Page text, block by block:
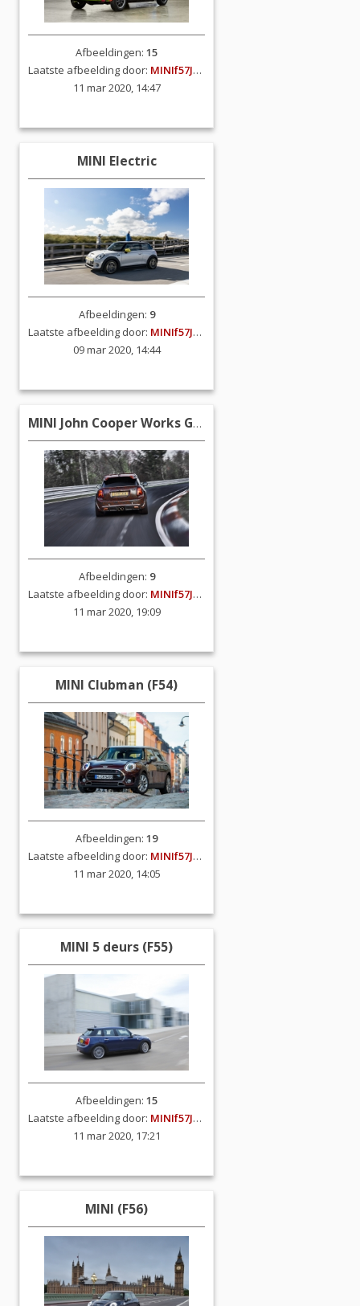
Afbeeldingen: 15
Laatste afbeelding door: MINIf57JCW
11 mar 2020, 14:47
MINI Electric
Afbeeldingen: 9
Laatste afbeelding door: MINIf57JCW
09 mar 2020, 14:44
MINI John Cooper Works GP3
Afbeeldingen: 9
Laatste afbeelding door: MINIf57JCW
11 mar 2020, 19:09
MINI Clubman (F54)
Afbeeldingen: 19
Laatste afbeelding door: MINIf57JCW
11 mar 2020, 14:05
MINI 5 deurs (F55)
Afbeeldingen: 15
Laatste afbeelding door: MINIf57JCW
11 mar 2020, 17:21
MINI (F56)